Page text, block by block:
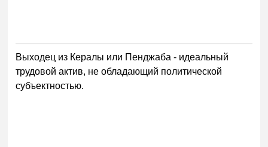
Выходец из Кералы или Пенджаба - идеальный
трудовой актив, не обладающий политической
субъектностью.